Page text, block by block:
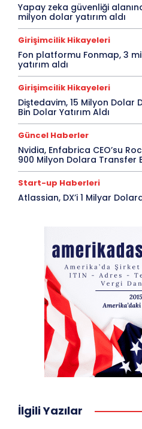
Yapay zeka güvenliği
milyon dolar yatırım aldı
Girişimcilik Hikayeleri
Fon platformu Fonmap, 3
yatırım aldı
Girişimcilik Hikayeleri
Diştedavim, 15 Milyon Dolar
Bin Dolar Yatırım Aldı
Güncel Haberler
Nvidia, Enfabrica CEO’su
900 Milyon Dolara Transfer
Start-up Haberleri
Atlassian, DX’i 1 Milyar
İlgili Yazılar